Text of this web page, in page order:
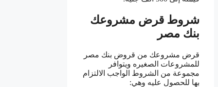
شروط قرض مشروعك
بنك مصر
قرض مشروعك من قروض بنك مصر
للمشروعات الصغيره ويتوافر
مجموعة من الشروط الواجب الالتزام
بها للحصول عليه وهي: